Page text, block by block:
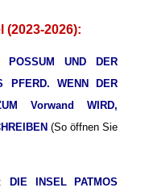
2026):
POSSUM UND DER
PFERD. WENN DER
Vorwand WIRD,
(So öffnen Sie
DIE INSEL PATMOS